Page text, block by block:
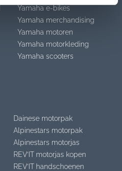
Yamaha e-bikes
Yamaha merchandising
Yamaha motoren
Yamaha motorkleding
Yamaha scooters
Dainese motorpak
Alpinestars motorpak
Alpinestars motorjas
REV’IT motorjas kopen
REV’IT handschoenen